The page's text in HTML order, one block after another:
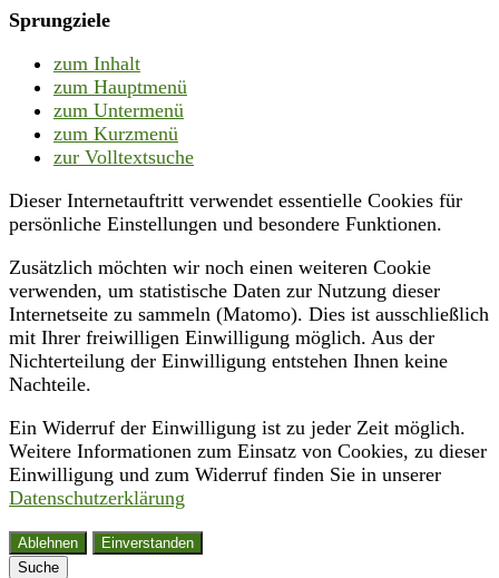
Sprungziele
zum Inhalt
zum Hauptmenü
zum Untermenü
zum Kurzmenü
zur Volltextsuche
Dieser Internetauftritt verwendet essentielle Cookies für
persönliche Einstellungen und besondere Funktionen.
Zusätzlich möchten wir noch einen weiteren Cookie
verwenden, um statistische Daten zur Nutzung dieser
Internetseite zu sammeln (Matomo). Dies ist ausschließlich
mit Ihrer freiwilligen Einwilligung möglich. Aus der
Nichterteilung der Einwilligung entstehen Ihnen keine
Nachteile.
Ein Widerruf der Einwilligung ist zu jeder Zeit möglich.
Weitere Informationen zum Einsatz von Cookies, zu dieser
Einwilligung und zum Widerruf finden Sie in unserer
Datenschutzerklärung
Ablehnen
Einverstanden
Suche